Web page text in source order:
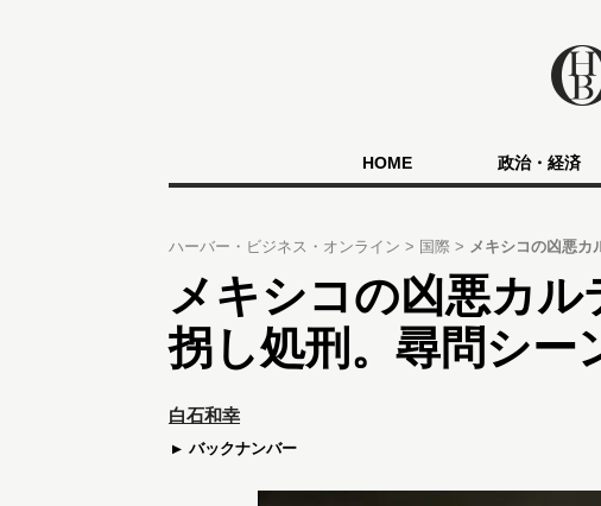
HOME 政治・経済
ハーバー・ビジネス・オンライン 国際 メキシコの凶悪カ
メキシコの凶悪カ
拐し処刑。尋問シー
白石和幸
バックナンバー